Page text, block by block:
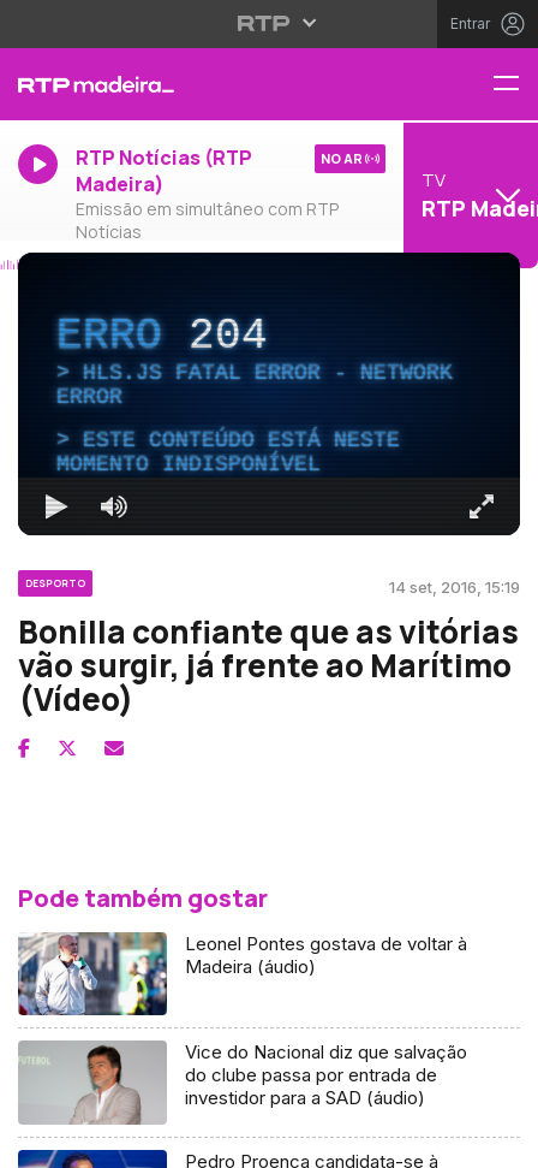
Entrar
RTP Notícias (RTP
Madeira)
Emissão em simultâneo com RTP
Notícias
NO AR
TV
RTP
ERRO204
HLS.JS FATAL ERROR - NETWORK
ERROR
ESTE CONTEÚDO ESTÁ NESTE
MOMENTO INDISPONÍVEL
DESPORTO 14 set, 2016, 15:19
Bonilla confiante que as vitórias
vão surgir, já frente ao Marítimo
(Vídeo)
Pode também gostar
Leonel Pontes gostava de voltar à
Madeira (áudio)
Vice do Nacional diz que salvação
do clube passa por entrada de
investidor para a SAD (áudio)
Pedro Proença candidata-se à